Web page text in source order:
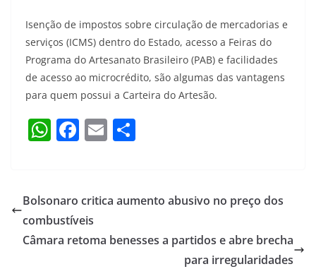
Isenção de impostos sobre circulação de mercadorias e
serviços (ICMS) dentro do Estado, acesso a Feiras do
Programa do Artesanato Brasileiro (PAB) e facilidades
de acesso ao microcrédito, são algumas das vantagens
para quem possui a Carteira do Artesão.
W
s
A
p
F
e
b
o
E
l e
Bolsonaro critica aumento abusivo no preço dos
combustíveis
Câmara retoma benesses a partidos e abre brecha
para irregularidades